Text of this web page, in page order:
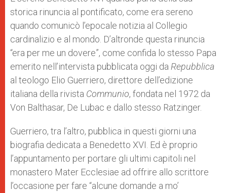
p e
r
k
storica rinuncia al pontificato, come era sereno
quando comunicò l’epocale notizia al Collegio
cardinalizio e al mondo. D’altronde questa rinuncia
“era per me un dovere”, come confida lo stesso Papa
emerito nell’intervista pubblicata oggi da Repubblica
al teologo Elio Guerriero, direttore dell’edizione
italiana della rivista Communio, fondata nel 1972 da
Von Balthasar, De Lubac e dallo stesso Ratzinger.
Guerriero, tra l’altro, pubblica in questi giorni una
biografia dedicata a Benedetto XVI. Ed è proprio
l’appuntamento per portare gli ultimi capitoli nel
monastero Mater Ecclesiae ad offrire allo scrittore
l’occasione per fare “alcune domande a mo’